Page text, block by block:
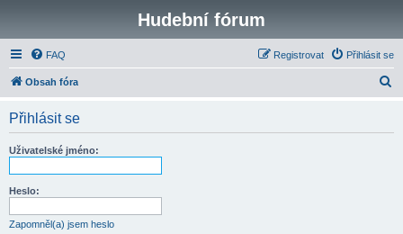
Hudební fórum
FAQ Přihlásit se
Registrovat
Obsah fóra
Přihlásit se
Uživatelské jméno:
Heslo:
Zapomněl(a) jsem heslo